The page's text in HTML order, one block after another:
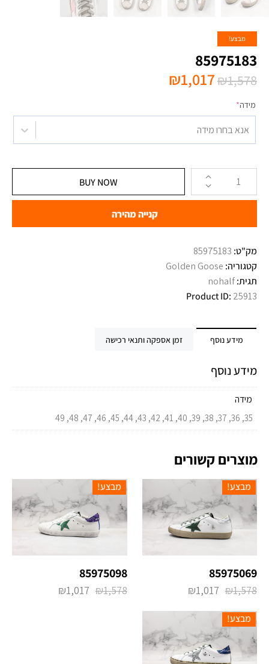
מבצע!
85975183
₪1,578
₪1,017
מידה*
אנא בחרו מידה
BUY NOW
קנייה מהירה
מק"ט: 85975183
קטגוריה: Golden Goose
תגית:nohalf
Product ID: 25913
מידע נוסף זמן אספקה ותנאי רכישה
מידע נוסף
מידה
35, 36, 37, 38, 39, 40, 41, 42, 43, 44, 45, 46, 47, 48, 49
מוצרים קשורים
מבצע!
85975069
₪1,578
₪1,017
מבצע!
85975098
₪1,578
₪1,017
מבצע!